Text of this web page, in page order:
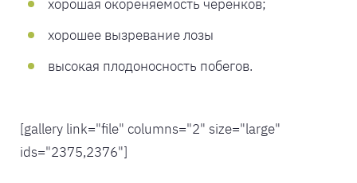
хорошая окореняемость черенков;
хорошее вызревание лозы
высокая плодоносность побегов.
[gallery link="file" columns="2" size="large"
ids="2375,2376"]